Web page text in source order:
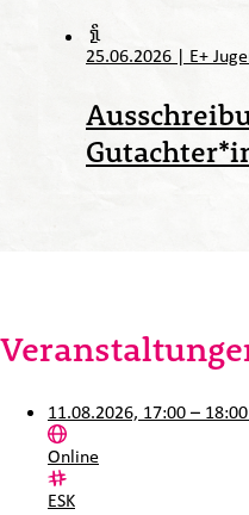
25.06.2026 | E+
11.08.2026, 17:00 –
Ort:
Online
Kategorie:
ESK